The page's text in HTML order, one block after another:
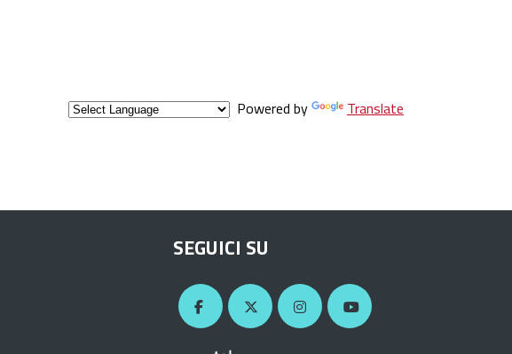
Powered by Translate
SEGUICI SU